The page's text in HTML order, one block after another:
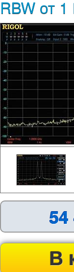
RBW от
54
В